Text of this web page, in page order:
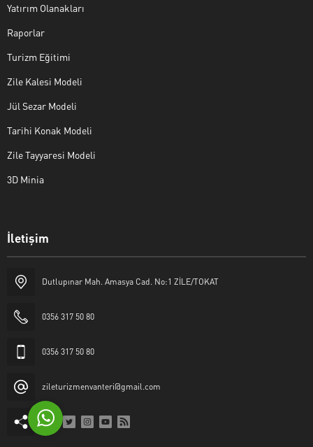
Yatırım Olanakları
Raporlar
Turizm Eğitimi
Zile Kalesi Modeli
Jül Sezar Modeli
Tarihi Konak Modeli
Zile Tayyaresi Modeli
3D Minia
İletişim
Dutlupınar Mah. Amasya Cad. No:1 ZİLE/TOKAT
0356 317 50 80
0356 317 50 80
zileturizmenvanteri@gmail.com